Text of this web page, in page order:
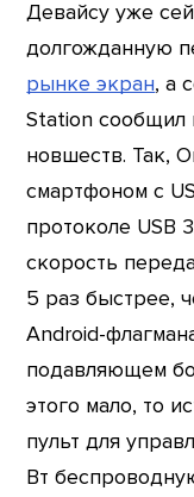
Девайсу уже
долгожданную
рынке экран, а
Station сообщил
новшеств. Так,
смартфоном с
протоколе USB
скорость
5 раз быстрее,
Android-
подавляющем
этого мало, то
пульт для
Вт